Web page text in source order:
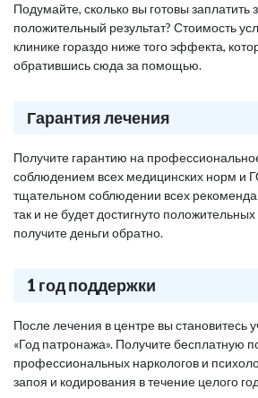
Подумайте, сколько вы готовы
положительный результат? Стоимость
клинике гораздо ниже того эффекта,
обратившись сюда за помощью.
Гарантия лечения
Получите гарантию на
соблюдением всех медицинских норм и
тщательном соблюдении всех
так и не будет достигнуто положительных
получите деньги обратно.
1 год поддержки
После лечения в центре вы становитесь
«Год патронажа». Получите бесплатную
профессиональных наркологов и
запоя и кодирования в течение целого